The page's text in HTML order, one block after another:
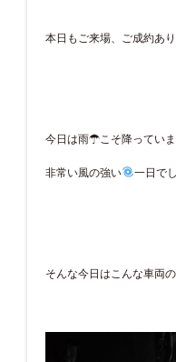
本日もご来場、ご成約あ
今日は雨☂こそ降ってい
非常い風の強い 一日で
そんな今日はこんな車